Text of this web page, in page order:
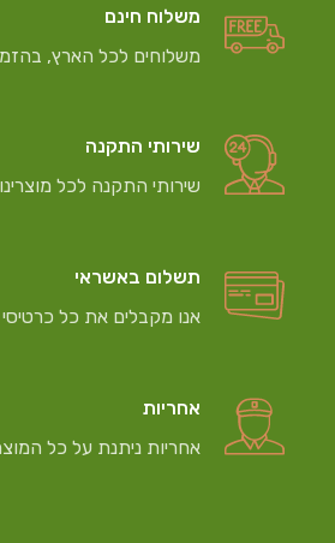
משלוח חינם
משלוחים לכל הארץ,
שירותי התקנה
שירותי התקנה לכל מוצרינו
תשלום באשראי
אנו מקבלים את כל
אחריות
אחריות ניתנת על כל